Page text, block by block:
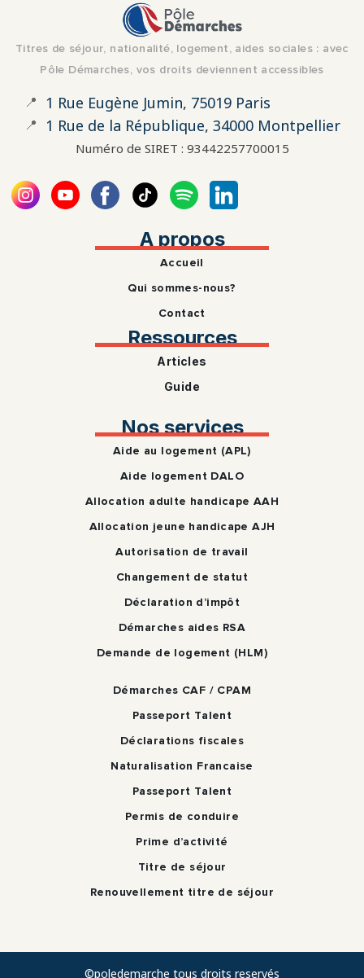
Titres de séjour, nationalité, logement, aides sociales : avec
Pôle Démarches, vos droits deviennent accessibles
📍 1 Rue Eugène Jumin, 75019 Paris
📍 1 Rue de la République, 34000 Montpellier
Numéro de SIRET : 93442257700015
A propos
Accueil
Qui sommes-nous?
Contact
Ressources
Articles
Guide
Nos services
Aide au logement (APL)
Aide logement DALO
Allocation adulte handicape AAH
Allocation jeune handicape AJH
Autorisation de travail
Changement de statut
Déclaration d’impôt
Démarches aides RSA
Demande de logement (HLM)
Démarches CAF / CPAM
Passeport Talent
Déclarations fiscales
Naturalisation Francaise
Passeport Talent
Permis de conduire
Prime d’activité
Titre de séjour
Renouvellement titre de séjour
©poledemarche tous droits reservés